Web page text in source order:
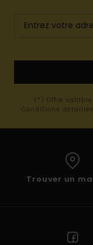
(*) Offre
Conditions
Trouver un